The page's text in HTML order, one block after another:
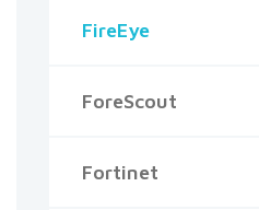
FireEye
ForeScout
Fortinet